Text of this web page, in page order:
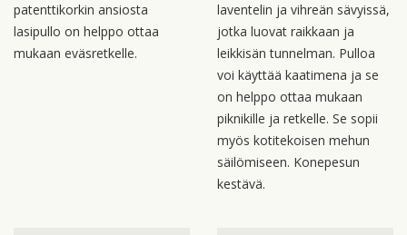
patenttikorkin ansiosta
lasipullo on helppo ottaa
mukaan eväsretkelle.
laventelin ja vihreän sävyissä,
jotka luovat raikkaan ja
leikkisän tunnelman. Pulloa
voi käyttää kaatimena ja se
on helppo ottaa mukaan
piknikille ja retkelle. Se sopii
myös kotitekoisen mehun
säilömiseen. Konepesun
kestävä.